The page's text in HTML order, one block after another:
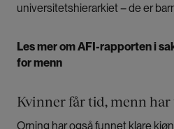
universitetshierarkiet – de er
Les mer om AFI-rapporten i
for menn
Kvinner får tid, menn har
Orning har også funnet klare